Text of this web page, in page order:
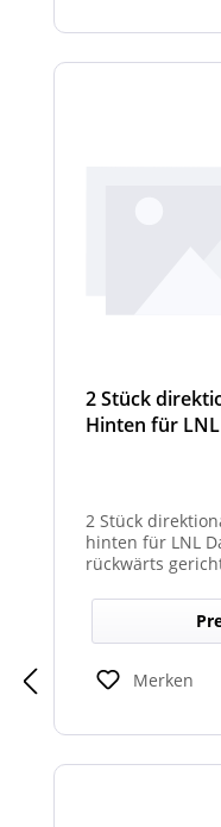
2 Stück
Hinten für LNL
2 Stück
hinten für LNL
rückwärts
Dachträger, die
Warnsignale
Sicht- und
für den
so die
Merken